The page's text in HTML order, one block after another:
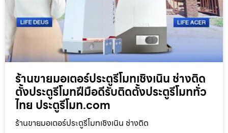
ร้านขายมอเตอร์ประตูรีโมทเชิงเนิน ช่างติด
ตั้งประตูรีโมทฝีมือดีรับติดตั้งประตูรีโมททั่ว
ไทย ประตูรีโมท.com
ร้านขายมอเตอร์ประตูรีโมทเชิงเนิน ช่างติด